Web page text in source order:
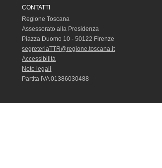
CONTATTI
Regione Toscana
Assessorato alla Presidenza
Piazza Duomo 10 - 50122 Firenze
segreteriaTTR@regione.toscana.it
Accessibilità
Note legali
Partita IVA 01386030488